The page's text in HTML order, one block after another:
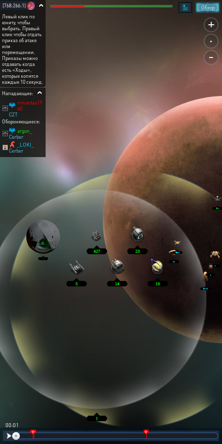
+
.
-
Обзор
[768:266:1]
Левый клик по
юниту, чтобы
выбрать. Правый
клик чтобы отдать
приказ об атаке
или
перемещении.
Приказы можно
отдавать когда
есть «Ходы»,
которые копятся
каждые 10 секунд.
Нападающие:
rimantas19
60
CZT
Обороняющиеся:
argon_
Cerber
_LOKI_
Cerber
00:02